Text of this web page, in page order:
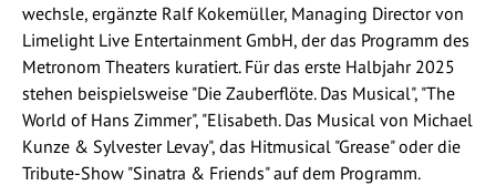
wechsle, ergänzte Ralf Kokemüller, Managing Director von
Limelight Live Entertainment GmbH, der das Programm des
Metronom Theaters kuratiert. Für das erste Halbjahr 2025
stehen beispielsweise "Die Zauberflöte. Das Musical", "The
World of Hans Zimmer", "Elisabeth. Das Musical von Michael
Kunze & Sylvester Levay", das Hitmusical "Grease" oder die
Tribute-Show "Sinatra & Friends" auf dem Programm.